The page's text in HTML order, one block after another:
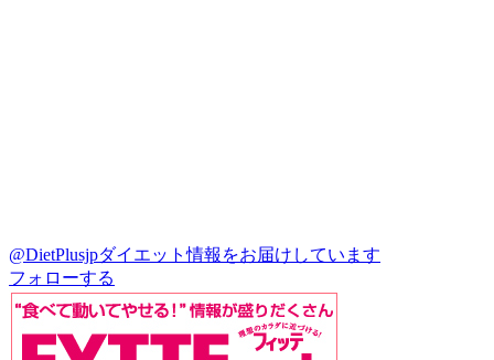
@DietPlusjpダイエット情報をお届けしています
フォローする